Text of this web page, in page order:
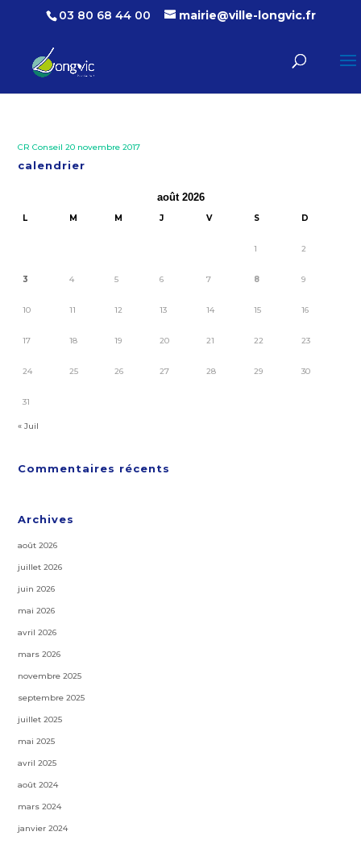
03 80 68 44 00 mairie@ville-longvic.fr
CR Conseil 20 novembre 2017
calendrier
août 2026
L M M J V S D
1 2
3 4 5 6 7 8 9
10 11 12 13 14 15 16
17 18 19 20 21 22 23
24 25 26 27 28 29 30
31
« Juil
Commentaires récents
Archives
août 2026
juillet 2026
juin 2026
mai 2026
avril 2026
mars 2026
novembre 2025
septembre 2025
juillet 2025
mai 2025
avril 2025
août 2024
mars 2024
janvier 2024